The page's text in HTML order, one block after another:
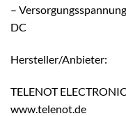
–
DC
Hersteller/Anbieter:
TELENOT
www.telenot.de